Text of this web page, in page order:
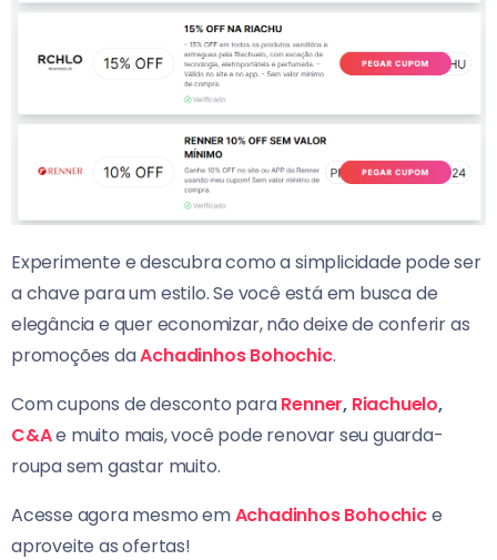
Experimente e descubra como a simplicidade pode ser
a chave para um estilo. Se você está em busca de
elegância e quer economizar, não deixe de conferir as
promoções daAchadinhos Bohochic.
Com cupons de desconto paraRenner, Riachuelo,
C&Ae muito mais, você pode renovar seu guarda-
roupa sem gastar muito.
Acesse agora mesmo emAchadinhos Bohochice
aproveite as ofertas!